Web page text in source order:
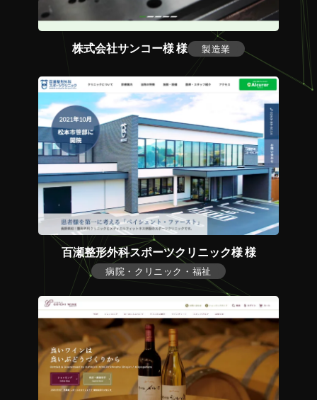
株式会社サンコー様 様 製造業
百瀬整形外科スポーツクリニック様 様
病院・クリニック・福祉